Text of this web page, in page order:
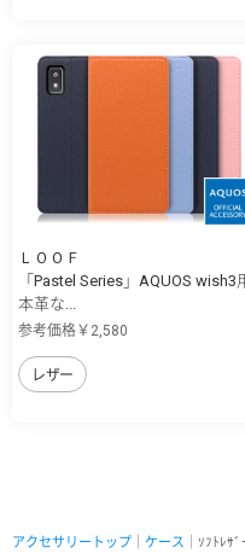
ＬＯＯＦ
「Pastel Series」AQUOS wish3
本革な...
参考価格￥2,580
レザー
アクセサリートップ ケース ｜ｿﾌﾄﾚｻ